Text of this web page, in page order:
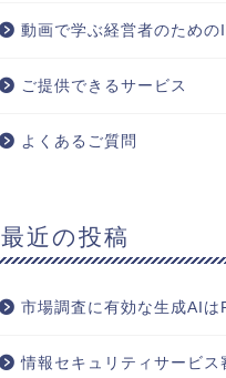
動画で学ぶ経営者のための
ご提供できるサービス
よくあるご質問
最近の投稿
市場調査に有効な生成AI
情報セキュリティサービス